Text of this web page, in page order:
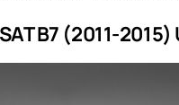
B7 (2011-